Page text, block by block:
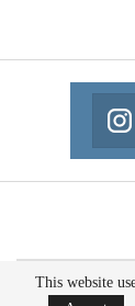
This website